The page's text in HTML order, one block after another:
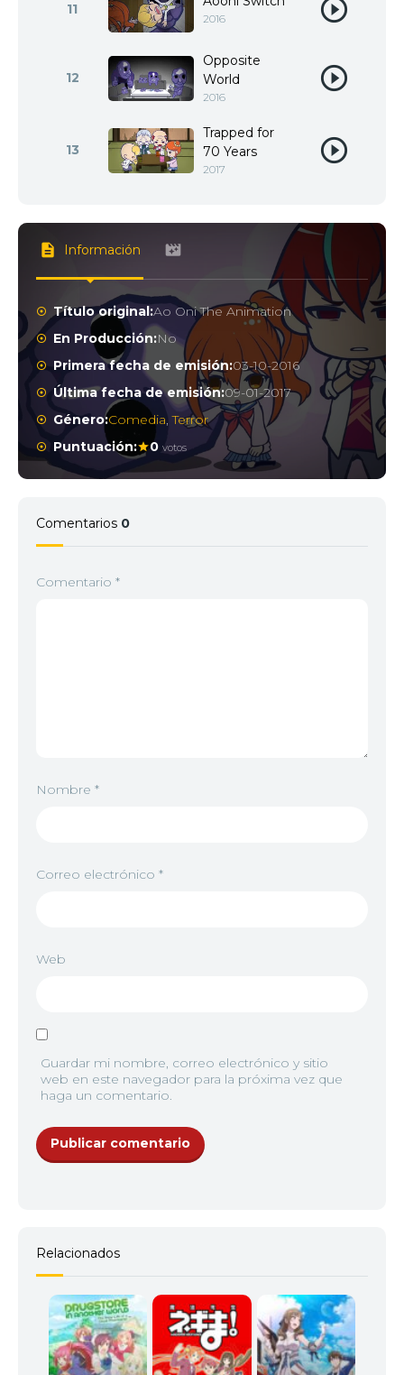
11
2016
12
Opposite
World
2016
13
Trapped for
70 Years
2017
Información
Título original:Ao Oni The Animation
En Producción:No
Primera fecha de emisión:03-10-2016
Última fecha de emisión:09-01-2017
Género:Comedia,Terror
Puntuación:
0 votos
Comentarios 0
Comentario *
Nombre *
Correo electrónico *
Web
Guardar mi nombre, correo electrónico y sitio
web en este navegador para la próxima vez que
haga un comentario.
Relacionados